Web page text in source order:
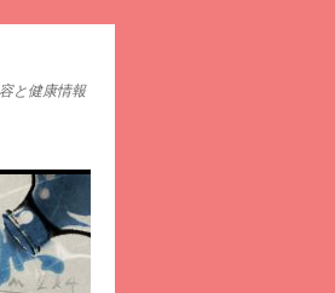
と健康情報